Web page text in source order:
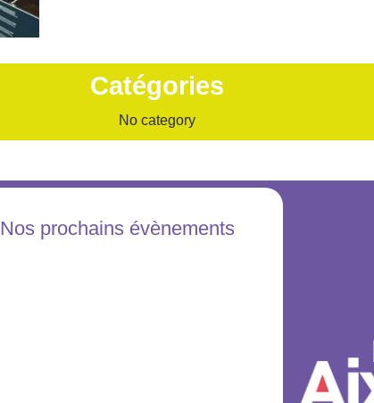
Catégories
No category
Nos prochains évènements